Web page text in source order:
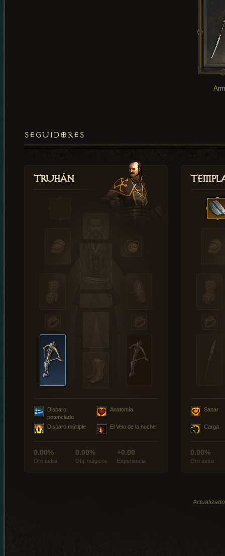
SEGUIDORES
Truhán
Disparo
potenciado
Anatomía
Disparo múltiple El Velo de la noche
0.00%
Oro extra
0.00%
Obj. mágicos
+0.00
Experiencia
Sanar
Carga
0.00%
Oro extra